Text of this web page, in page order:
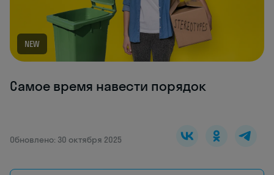
NEW
Самое время навести порядок
Обновлено: 30 октября 2025